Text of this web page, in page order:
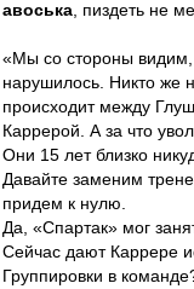
авоська , пиздеть не
«Мы со стороны видим,
нарушилось. Никто же
происходит между
Каррерой. А за что
Они 15 лет близко
Давайте заменим
придем к нулю.
Да, «Спартак» мог
Сейчас дают Каррере
Группировки в